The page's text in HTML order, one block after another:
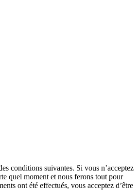
conditions suivantes. Si vous n’acceptez
quel moment et nous ferons tout pour
ont été effectués, vous acceptez d’être